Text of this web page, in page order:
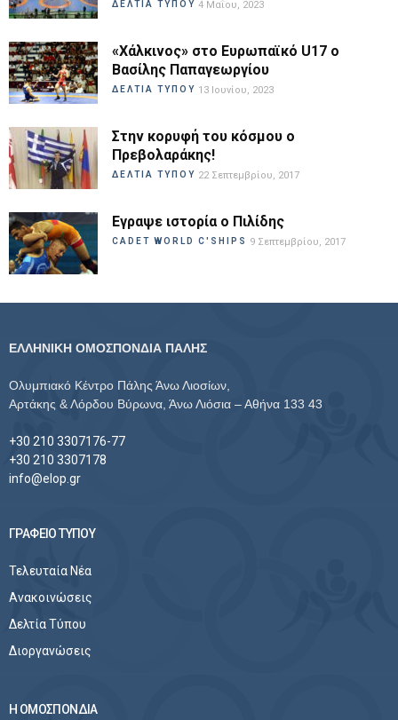
ΔΕΛΤΙΑ ΤΥΠΟΥ 4 Μαΐου, 2023
«Χάλκινος» στο Ευρωπαϊκό U17 ο
Βασίλης Παπαγεωργίου
ΔΕΛΤΙΑ ΤΥΠΟΥ 13 Ιουνίου, 2023
Στην κορυφή του κόσμου ο
Πρεβολαράκης!
ΔΕΛΤΙΑ ΤΥΠΟΥ 22 Σεπτεμβρίου, 2017
Εγραψε ιστορία ο Πιλίδης
CADET WORLD C'SHIPS 9 Σεπτεμβρίου, 2017
ΕΛΛΗΝΙΚΗ ΟΜΟΣΠΟΝΔΙΑ ΠΑΛΗΣ
Ολυμπιακό Κέντρο Πάλης Άνω Λιοσίων,
Αρτάκης & Λόρδου Βύρωνα, Άνω Λιόσια – Αθήνα 133 43
+30 210 3307176-77
+30 210 3307178
info@elop.gr
ΓΡΑΦΕΙΟ ΤΥΠΟΥ
Τελευταία Νέα
Ανακοινώσεις
Δελτία Τύπου
Διοργανώσεις
Η ΟΜΟΣΠΟΝΔΙΑ